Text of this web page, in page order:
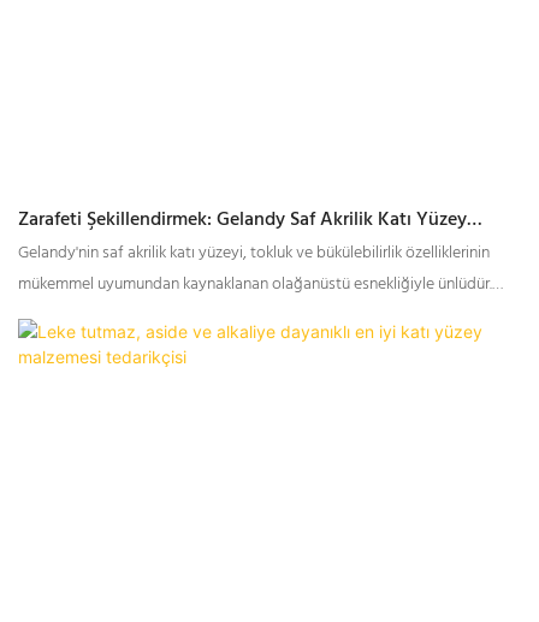
Zarafeti Şekillendirmek: Gelandy Saf Akrilik Katı Yüzey
Termoformlama Sanatını Keşfetmek Giriş
Gelandy'nin saf akrilik katı yüzeyi, tokluk ve bükülebilirlik özelliklerinin
mükemmel uyumundan kaynaklanan olağanüstü esnekliğiyle ünlüdür.
Malzemenin yüksek düzeyde tokluk ve mukavemeti uyumlu hale getirme
yeteneği, hayal gücüne dayalı tasarımlara hayat veren bir süreç olan